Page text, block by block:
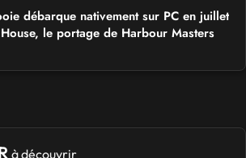
débarque nativement sur PC en juillet
le portage de Harbour Masters
à découvrir